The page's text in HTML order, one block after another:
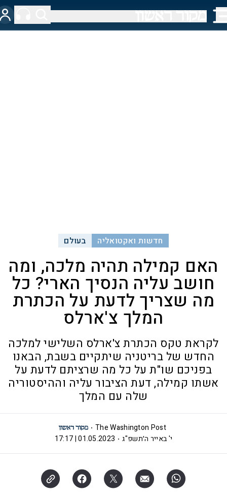
חדשות ואקטואליה בעולם
האם קמילה תהיה מלכה, ומה
חושב עליה הנסיך הארי? כל
מה שצריך לדעת על הכתרת
המלך צ'ארלס
לקראת טקס הכתרת צ'ארלס השלישי למלכה
החדש של בריטניה שיתקיים בשבת, הבאנו
בפניכם שו"ת על כל מה שרציתם לדעת על
אשתו קמילה, דעת הציבור עליה וההיסטוריה
שלה עם המלך
The Washington Post
י' באייר ה׳תשפ"ג
01.05.2023 | 17:17